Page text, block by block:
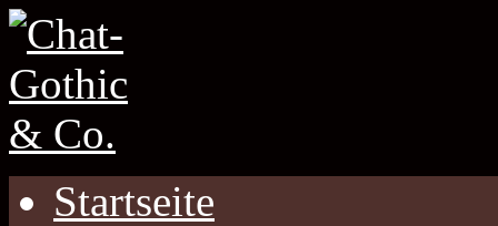
Startseite